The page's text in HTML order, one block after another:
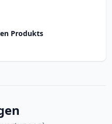
Produkts